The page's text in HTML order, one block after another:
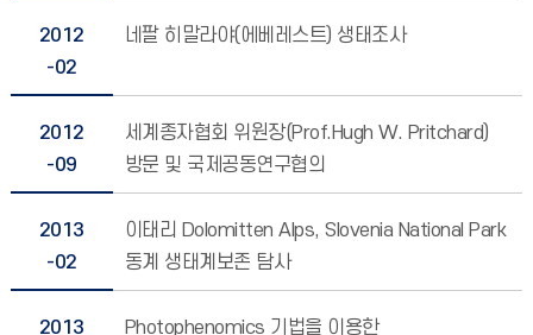
2012
-02
네팔 히말라야(에베레스트) 생태조사
2012
-09
세계종자협회 위원장(Prof.Hugh W. Pritchard)
방문 및 국제공동연구협의
2013
-02
이태리 Dolomitten Alps, Slovenia National Park
동계 생태계보존 탐사
2013
Photophenomics 기법을 이용한